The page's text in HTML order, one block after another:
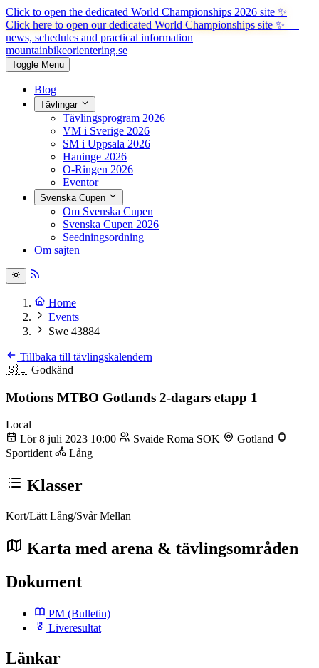
Click to open the dedicated World Championships 2026 site ✨
Click here to open our dedicated World Championships site ✨—
news, schedules and practical information
mountainbikeorientering.se
Toggle Menu
Blog
Tävlingar
Tävlingsprogram 2026
VM i Sverige 2026
SM i Uppsala 2026
Haninge 2026
O-Ringen 2026
Eventor
Svenska Cupen
Om Svenska Cupen
Svenska Cupen 2026
Seedningsordning
Om sajten
Home
Events
Swe 43884
Tillbaka till tävlingskalendern
🇸🇪 Godkänd
Motions MTBO Gotlands 2-dagars etapp 1
Local
Lör 8 juli 2023 10:00
Svaide Roma SOK
Gotland
Sportident
Lång
Klasser
Kort/Lätt Lång/SvårMellan
Karta med arena & tävlingsområden
Dokument
PM (Bulletin)
Liveresultat
Länkar